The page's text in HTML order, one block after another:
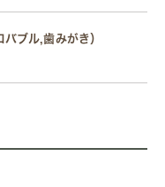
ブル,歯みがき）